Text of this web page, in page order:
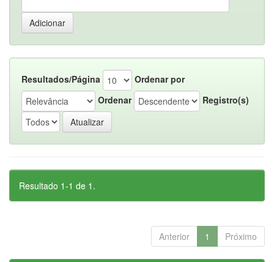
Resultados/Página
Ordenar por
Ordenar
Registro(s)
Resultado 1-1 de 1.
Anterior 1 Próximo